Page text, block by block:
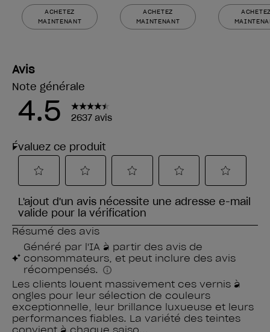
ACHETEZ
MAINTENANT
ACHETEZ
MAINTENANT